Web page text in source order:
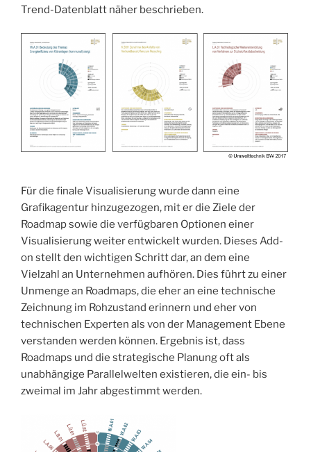
Trend-Datenblatt näher beschrieben.
Für die finale Visualisierung wurde dann eine
Grafikagentur hinzugezogen, mit er die Ziele der
Roadmap sowie die verfügbaren Optionen einer
Visualisierung weiter entwickelt wurden. Dieses Add-
on stellt den wichtigen Schritt dar, an dem eine
Vielzahl an Unternehmen aufhören. Dies führt zu einer
Unmenge an Roadmaps, die eher an eine technische
Zeichnung im Rohzustand erinnern und eher von
technischen Experten als von der Management Ebene
verstanden werden können. Ergebnis ist, dass
Roadmaps und die strategische Planung oft als
unabhängige Parallelwelten existieren, die ein- bis
zweimal im Jahr abgestimmt werden.